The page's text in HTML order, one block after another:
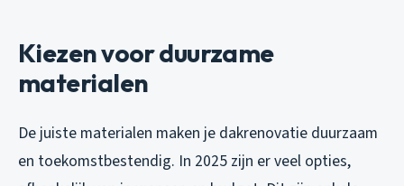
Kiezen voor duurzame
materialen
De juiste materialen maken je dakrenovatie duurzaam
en toekomstbestendig. In 2025 zijn er veel opties,